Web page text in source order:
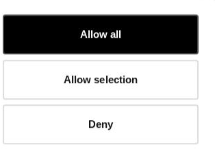
Allow all
Allow selection
Deny
SERVIZIO CLIENTI
INFORMAZIONI AZIENDALI
CONTATTACI